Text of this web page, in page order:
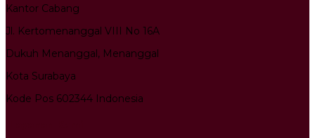
Kantor Cabang
Jl. Kertomenanggal VIII No 16A
Dukuh Menanggal, Menanggal
Kota Surabaya
Kode Pos 602344 Indonesia